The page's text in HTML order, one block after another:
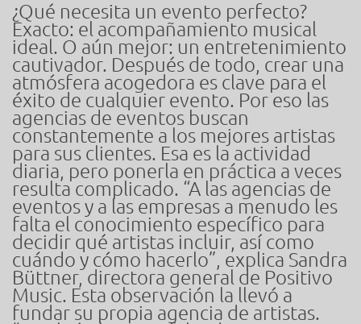
¿Qué necesita un evento perfecto?
Exacto: el acompañamiento musical
ideal. O aún mejor: un entretenimiento
cautivador. Después de todo, crear una
atmósfera acogedora es clave para el
éxito de cualquier evento. Por eso las
agencias de eventos buscan
constantemente a los mejores artistas
para sus clientes. Esa es la actividad
diaria, pero ponerla en práctica a veces
resulta complicado. “A las agencias de
eventos y a las empresas a menudo les
falta el conocimiento específico para
decidir qué artistas incluir, así como
cuándo y cómo hacerlo”, explica Sandra
Büttner, directora general de Positivo
Music. Esta observación la llevó a
fundar su propia agencia de artistas.